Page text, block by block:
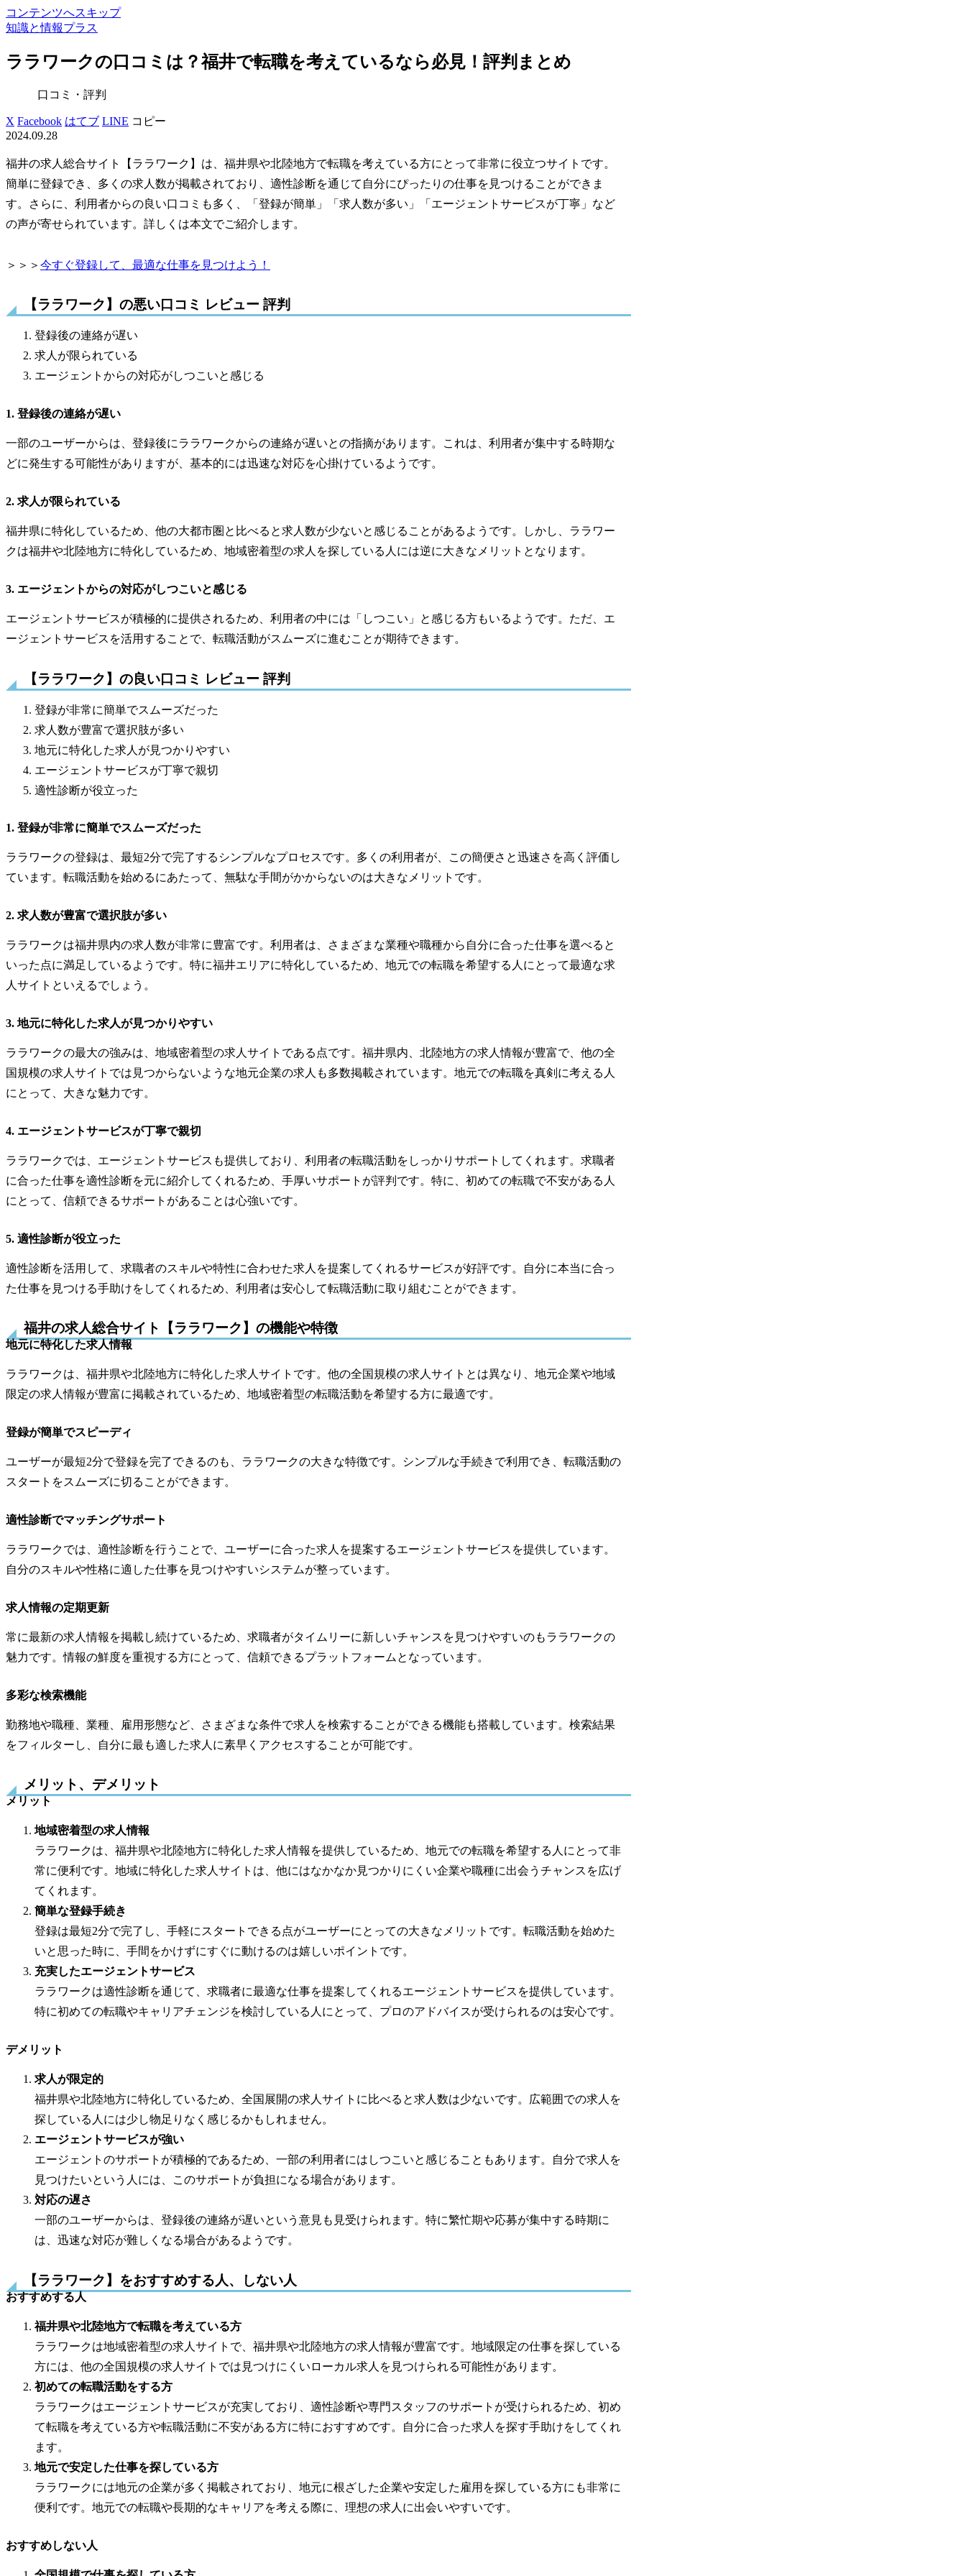
コンテンツへスキップ
知識と情報プラス
ララワークの口コミは？福井で転職を考えているなら必見！評判まとめ
口コミ・評判
X Facebook はてブ LINE コピー
2024.09.28
福井の求人総合サイト【ララワーク】は、福井県や北陸地方で転職を考えている方にとって非常に役立つサイトです。
簡単に登録でき、多くの求人数が掲載されており、適性診断を通じて自分にぴったりの仕事を見つけることができま
す。さらに、利用者からの良い口コミも多く、「登録が簡単」「求人数が多い」「エージェントサービスが丁寧」など
の声が寄せられています。詳しくは本文でご紹介します。
＞＞＞ 今すぐ登録して、最適な仕事を見つけよう！
【ララワーク】の悪い口コミ レビュー 評判
登録後の連絡が遅い
求人が限られている
エージェントからの対応がしつこいと感じる
1. 登録後の連絡が遅い
一部のユーザーからは、登録後にララワークからの連絡が遅いとの指摘があります。これは、利用者が集中する時期な
どに発生する可能性がありますが、基本的には迅速な対応を心掛けているようです。
2. 求人が限られている
福井県に特化しているため、他の大都市圏と比べると求人数が少ないと感じることがあるようです。しかし、ララワー
クは福井や北陸地方に特化しているため、地域密着型の求人を探している人には逆に大きなメリットとなります。
3. エージェントからの対応がしつこいと感じる
エージェントサービスが積極的に提供されるため、利用者の中には「しつこい」と感じる方もいるようです。ただ、エ
ージェントサービスを活用することで、転職活動がスムーズに進むことが期待できます。
【ララワーク】の良い口コミ レビュー 評判
登録が非常に簡単でスムーズだった
求人数が豊富で選択肢が多い
地元に特化した求人が見つかりやすい
エージェントサービスが丁寧で親切
適性診断が役立った
1. 登録が非常に簡単でスムーズだった
ララワークの登録は、最短2分で完了するシンプルなプロセスです。多くの利用者が、この簡便さと迅速さを高く評価し
ています。転職活動を始めるにあたって、無駄な手間がかからないのは大きなメリットです。
2. 求人数が豊富で選択肢が多い
ララワークは福井県内の求人数が非常に豊富です。利用者は、さまざまな業種や職種から自分に合った仕事を選べると
いった点に満足しているようです。特に福井エリアに特化しているため、地元での転職を希望する人にとって最適な求
人サイトといえるでしょう。
3. 地元に特化した求人が見つかりやすい
ララワークの最大の強みは、地域密着型の求人サイトである点です。福井県内、北陸地方の求人情報が豊富で、他の全
国規模の求人サイトでは見つからないような地元企業の求人も多数掲載されています。地元での転職を真剣に考える人
にとって、大きな魅力です。
4. エージェントサービスが丁寧で親切
ララワークでは、エージェントサービスも提供しており、利用者の転職活動をしっかりサポートしてくれます。求職者
に合った仕事を適性診断を元に紹介してくれるため、手厚いサポートが評判です。特に、初めての転職で不安がある人
にとって、信頼できるサポートがあることは心強いです。
5. 適性診断が役立った
適性診断を活用して、求職者のスキルや特性に合わせた求人を提案してくれるサービスが好評です。自分に本当に合っ
た仕事を見つける手助けをしてくれるため、利用者は安心して転職活動に取り組むことができます。
福井の求人総合サイト【ララワーク】の機能や特徴
地元に特化した求人情報
ララワークは、福井県や北陸地方に特化した求人サイトです。他の全国規模の求人サイトとは異なり、地元企業や地域
限定の求人情報が豊富に掲載されているため、地域密着型の転職活動を希望する方に最適です。
登録が簡単でスピーディ
ユーザーが最短2分で登録を完了できるのも、ララワークの大きな特徴です。シンプルな手続きで利用でき、転職活動の
スタートをスムーズに切ることができます。
適性診断でマッチングサポート
ララワークでは、適性診断を行うことで、ユーザーに合った求人を提案するエージェントサービスを提供しています。
自分のスキルや性格に適した仕事を見つけやすいシステムが整っています。
求人情報の定期更新
常に最新の求人情報を掲載し続けているため、求職者がタイムリーに新しいチャンスを見つけやすいのもララワークの
魅力です。情報の鮮度を重視する方にとって、信頼できるプラットフォームとなっています。
多彩な検索機能
勤務地や職種、業種、雇用形態など、さまざまな条件で求人を検索することができる機能も搭載しています。検索結果
をフィルターし、自分に最も適した求人に素早くアクセスすることが可能です。
メリット、デメリット
メリット
地域密着型の求人情報
ララワークは、福井県や北陸地方に特化した求人情報を提供しているため、地元での転職を希望する人にとって非
常に便利です。地域に特化した求人サイトは、他にはなかなか見つかりにくい企業や職種に出会うチャンスを広げ
てくれます。
簡単な登録手続き
登録は最短2分で完了し、手軽にスタートできる点がユーザーにとっての大きなメリットです。転職活動を始めた
いと思った時に、手間をかけずにすぐに動けるのは嬉しいポイントです。
充実したエージェントサービス
ララワークは適性診断を通じて、求職者に最適な仕事を提案してくれるエージェントサービスを提供しています。
特に初めての転職やキャリアチェンジを検討している人にとって、プロのアドバイスが受けられるのは安心です。
デメリット
求人が限定的
福井県や北陸地方に特化しているため、全国展開の求人サイトに比べると求人数は少ないです。広範囲での求人を
探している人には少し物足りなく感じるかもしれません。
エージェントサービスが強い
エージェントのサポートが積極的であるため、一部の利用者にはしつこいと感じることもあります。自分で求人を
見つけたいという人には、このサポートが負担になる場合があります。
対応の遅さ
一部のユーザーからは、登録後の連絡が遅いという意見も見受けられます。特に繁忙期や応募が集中する時期に
は、迅速な対応が難しくなる場合があるようです。
【ララワーク】をおすすめする人、しない人
おすすめする人
福井県や北陸地方で転職を考えている方
ララワークは地域密着型の求人サイトで、福井県や北陸地方の求人情報が豊富です。地域限定の仕事を探している
方には、他の全国規模の求人サイトでは見つけにくいローカル求人を見つけられる可能性があります。
初めての転職活動をする方
ララワークはエージェントサービスが充実しており、適性診断や専門スタッフのサポートが受けられるため、初め
て転職を考えている方や転職活動に不安がある方に特におすすめです。自分に合った求人を探す手助けをしてくれ
ます。
地元で安定した仕事を探している方
ララワークには地元の企業が多く掲載されており、地元に根ざした企業や安定した雇用を探している方にも非常に
便利です。地元での転職や長期的なキャリアを考える際に、理想の求人に出会いやすいです。
おすすめしない人